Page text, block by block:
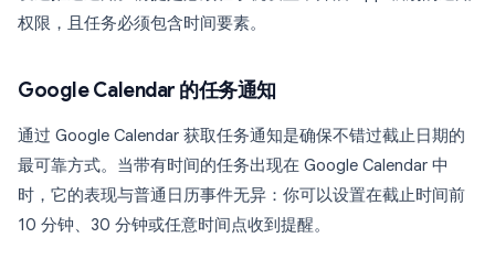
权限，且任务必须包含时间要素。
Google Calendar 的任务通知
通过 Google Calendar 获取任务通知是确保不错过截止日期的
最可靠方式。当带有时间的任务出现在 Google Calendar 中
时，它的表现与普通日历事件无异：你可以设置在截止时间前
10 分钟、30 分钟或任意时间点收到提醒。